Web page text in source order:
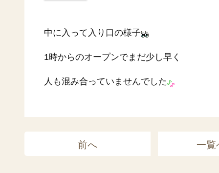
中に入って入り口の様子
1時からのオープンでまだ少し早く
人も混み合っていませんでした
前へ 一覧